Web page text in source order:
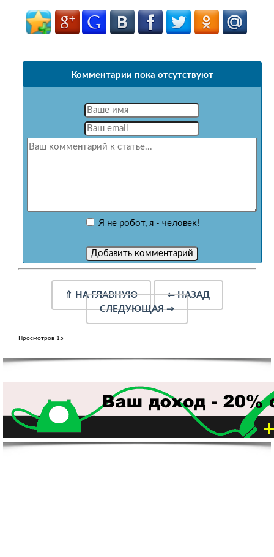
Комментарии пока отсутствуют
Я не робот, я - человек!
⇑ НА ГЛАВНУЮ ⇐НАЗАД
СЛЕДУЮЩАЯ⇒
Просмотров 15